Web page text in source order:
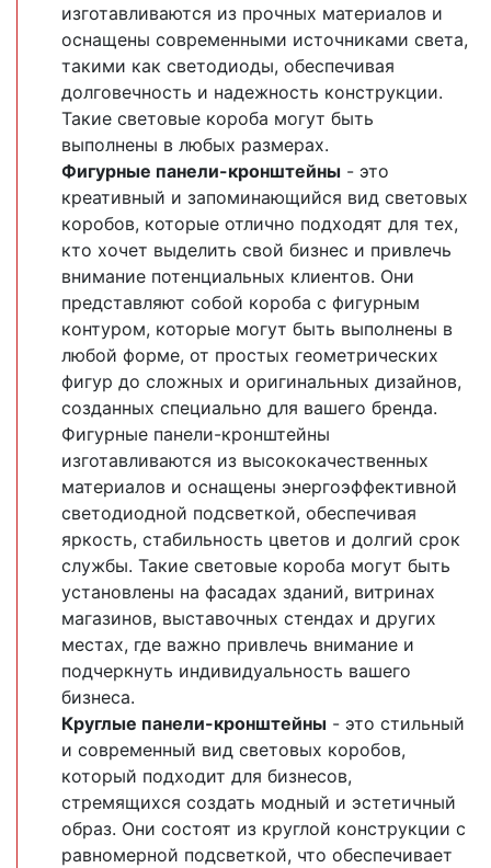
изготавливаются из прочных материалов и
оснащены современными источниками света,
такими как светодиоды, обеспечивая
долговечность и надежность конструкции.
Такие световые короба могут быть
выполнены в любых размерах.
Фигурные панели-кронштейны - это
креативный и запоминающийся вид световых
коробов, которые отлично подходят для тех,
кто хочет выделить свой бизнес и привлечь
внимание потенциальных клиентов. Они
представляют собой короба с фигурным
контуром, которые могут быть выполнены в
любой форме, от простых геометрических
фигур до сложных и оригинальных дизайнов,
созданных специально для вашего бренда.
Фигурные панели-кронштейны
изготавливаются из высококачественных
материалов и оснащены энергоэффективной
светодиодной подсветкой, обеспечивая
яркость, стабильность цветов и долгий срок
службы. Такие световые короба могут быть
установлены на фасадах зданий, витринах
магазинов, выставочных стендах и других
местах, где важно привлечь внимание и
подчеркнуть индивидуальность вашего
бизнеса.
Круглые панели-кронштейны - это стильный
и современный вид световых коробов,
который подходит для бизнесов,
стремящихся создать модный и эстетичный
образ. Они состоят из круглой конструкции с
равномерной подсветкой, что обеспечивает